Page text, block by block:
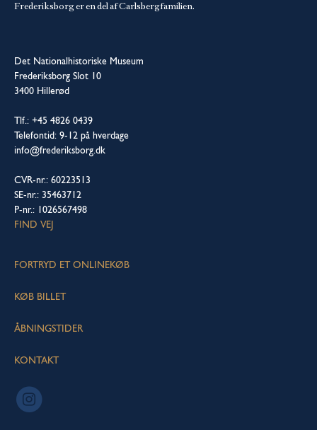
Frederiksborg er en del af Carlsbergfamilien.
Det Nationalhistoriske Museum
Frederiksborg Slot 10
3400 Hillerød
Tlf.: +45 4826 0439
Telefontid: 9-12 på hverdage
info@frederiksborg.dk
CVR-nr.: 60223513
SE-nr.: 35463712
P-nr.: 1026567498
FIND VEJ
FORTRYD ET ONLINEKØB
KØB BILLET
ÅBNINGSTIDER
KONTAKT